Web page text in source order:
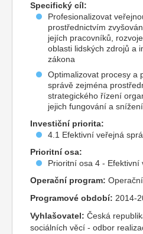
Specifický cíl:
Profesionalizovat
prostřednictvím
jejích pracovníků,
oblasti lidských zdrojů a
zákona
Optimalizovat procesy a
správě zejména
strategického řízení
jejich fungování a
Investiční priorita:
4.1 Efektivní veřejná
Prioritní osa:
Prioritní osa 4 - Efektivní
Operační program:
Programové období: 2014-
Vyhlašovatel: Česká
sociálních věcí - odbor